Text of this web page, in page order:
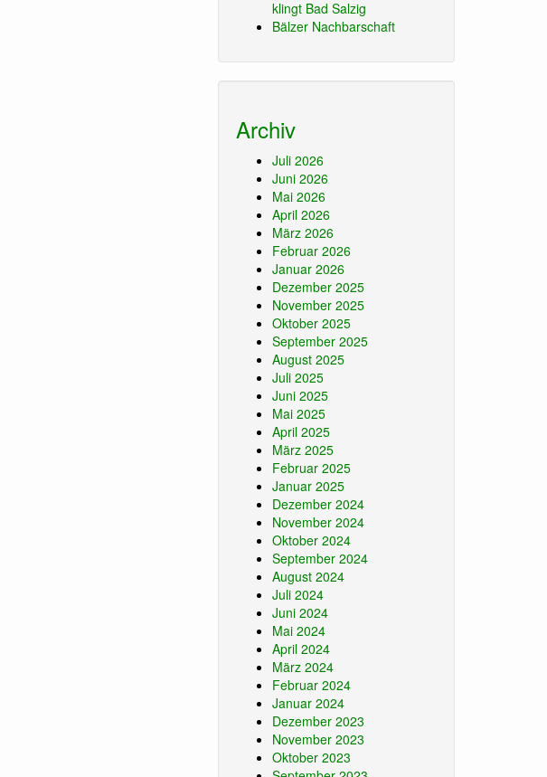
klingt Bad Salzig
Bälzer Nachbarschaft
Archiv
Juli 2026
Juni 2026
Mai 2026
April 2026
März 2026
Februar 2026
Januar 2026
Dezember 2025
November 2025
Oktober 2025
September 2025
August 2025
Juli 2025
Juni 2025
Mai 2025
April 2025
März 2025
Februar 2025
Januar 2025
Dezember 2024
November 2024
Oktober 2024
September 2024
August 2024
Juli 2024
Juni 2024
Mai 2024
April 2024
März 2024
Februar 2024
Januar 2024
Dezember 2023
November 2023
Oktober 2023